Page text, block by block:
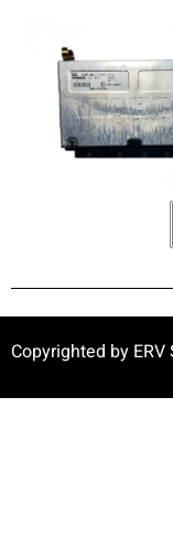
Copyrighted by ERV